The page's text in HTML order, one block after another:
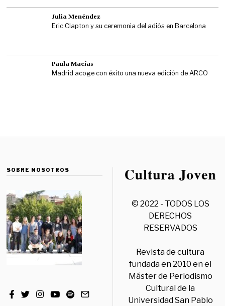
Julia Menéndez
Eric Clapton y su ceremonia del adiós en Barcelona
Paula Macías
Madrid acoge con éxito una nueva edición de ARCO
SOBRE NOSOTROS
© 2022 - TODOS LOS
DERECHOS
RESERVADOS
Revista de cultura
fundada en 2010 en el
Máster de Periodismo
Cultural de la
Universidad San Pablo